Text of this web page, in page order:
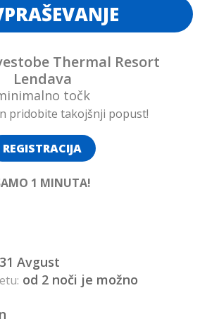
Avgust
od 2 noči je možno
Thermal Resort
Lendava
točk
pridobite takojšnji popust!
REGISTRACIJA
1 MINUTA!